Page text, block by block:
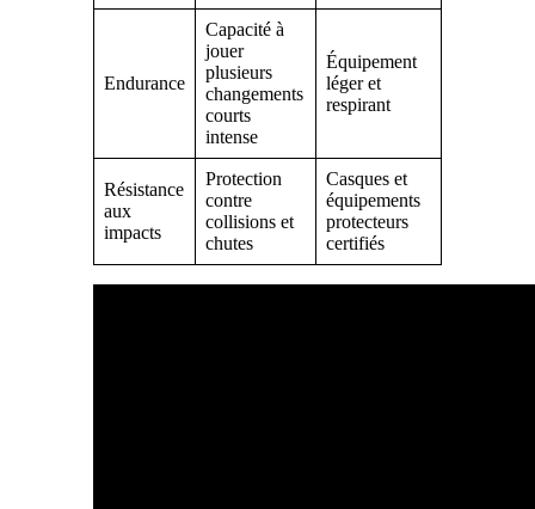
Endurance
Capacité à
jouer
plusieurs
changements
courts
intense
Équipement
léger et
respirant
Résistance
aux
impacts
Protection
contre
collisions et
chutes
Casques et
équipements
protecteurs
certifiés